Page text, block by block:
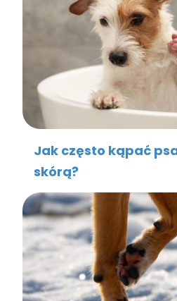
Jak często kąpać
skórą?